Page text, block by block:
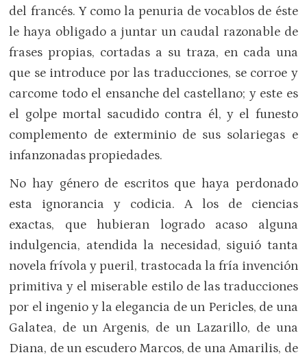
del francés. Y como la penuria de vocablos de éste
le haya obligado a juntar un caudal razonable de
frases propias, cortadas a su traza, en cada una
que se introduce por las traducciones, se corroe y
carcome todo el ensanche del castellano; y este es
el golpe mortal sacudido contra él, y el funesto
complemento de exterminio de sus solariegas e
infanzonadas propiedades.
No hay género de escritos que haya perdonado
esta ignorancia y codicia. A los de ciencias
exactas, que hubieran logrado acaso alguna
indulgencia, atendida la necesidad, siguió tanta
novela frívola y pueril, trastocada la fría invención
primitiva y el miserable estilo de las traducciones
por el ingenio y la elegancia de un Pericles, de una
Galatea, de un Argenis, de un Lazarillo, de una
Diana, de un escudero Marcos, de una Amarilis, de